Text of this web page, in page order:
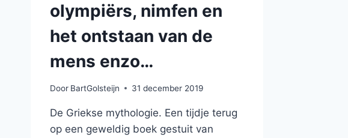
olympiërs, nimfen en
het ontstaan van de
mens enzo…
Door BartGolsteijn 31 december 2019
De Griekse mythologie. Een tijdje terug
op een geweldig boek gestuit van